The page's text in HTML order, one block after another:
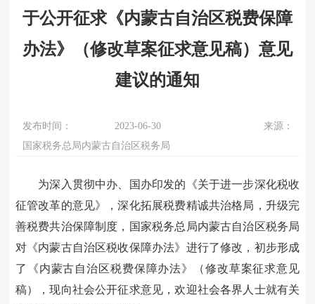
于公开征求《内蒙古自治区税费保障
办法》（修改草案征求意见稿）意见
建议的通知
发布时间： 2023-06-30
来源：
国家税务总局内蒙古自治区税务局
为深入贯彻中办、国办印发的《关于进一步深化税收
征管改革的意见》，深化拓展税费精诚共治格局，升级完
善税费共治保障制度， 国家税务总局内蒙古自治区税务局
对《内蒙古自治区税收保障办法》进行了修改，初步形成
了《内蒙古自治区税费保障办法》（修改草案征求意见
稿），现向社会公开征求意见，欢迎社会各界人士就有关